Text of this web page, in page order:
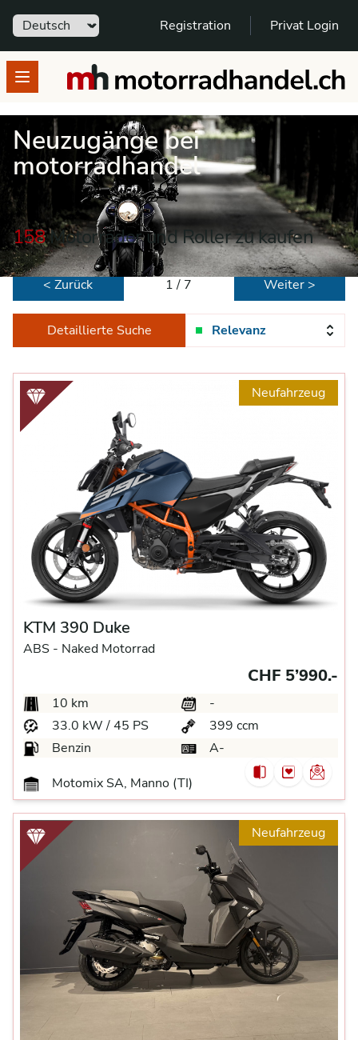
Sprache Registration Privat Login
Open menumotorradhandel.ch
Neuzugänge bei
motorradhandel
158Motorräder und Roller zu kaufen
< Zurück 1 / 7 Weiter >
Detaillierte Suche Relevanz
Neufahrzeug
KTM 390 Duke
ABS - Naked Motorrad
CHF 5’990.-
10 km
-
33.0 kW / 45 PS
399 ccm
Benzin
A-
Motomix SA, Manno (TI)
Neufahrzeug